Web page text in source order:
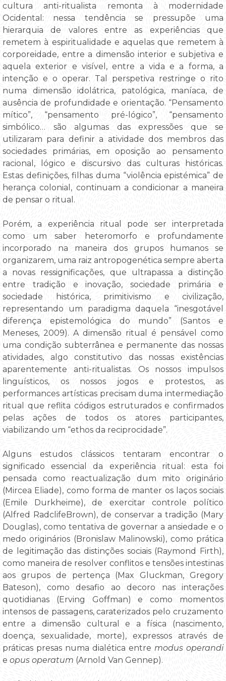
cultura anti-ritualista remonta à modernidade
Ocidental: nessa tendência se pressupõe uma
hierarquia de valores entre as experiências que
remetem à espiritualidade e aquelas que remetem à
corporeidade, entre a dimensão interior e subjetiva e
aquela exterior e visível, entre a vida e a forma, a
intenção e o operar. Tal perspetiva restringe o rito
numa dimensão idolátrica, patológica, maníaca, de
ausência de profundidade e orientação. “Pensamento
mítico”, “pensamento pré-lógico”, “pensamento
simbólico… são algumas das expressões que se
utilizaram para definir a atividade dos membros das
sociedades primárias, em oposição ao pensamento
racional, lógico e discursivo das culturas históricas.
Estas definições, filhas duma “violência epistémica” de
herança colonial, continuam a condicionar a maneira
de pensar o ritual.
Porém, a experiência ritual pode ser interpretada
como um saber heteromorfo e profundamente
incorporado na maneira dos grupos humanos se
organizarem, uma raiz antropogenética sempre aberta
a novas ressignificações, que ultrapassa a distinção
entre tradição e inovação, sociedade primária e
sociedade histórica, primitivismo e civilização,
representando um paradigma daquela “inesgotável
diferença epistemológica do mundo” (Santos e
Meneses, 2009). A dimensão ritual é pensável como
uma condição subterrânea e permanente das nossas
atividades, algo constitutivo das nossas existências
aparentemente anti-ritualistas. Os nossos impulsos
linguísticos, os nossos jogos e protestos, as
performances artísticas precisam duma intermediação
ritual que reflita códigos estruturados e confirmados
pelas ações de todos os atores participantes,
viabilizando um “ethos da reciprocidade”.
Alguns estudos clássicos tentaram encontrar o
significado essencial da experiência ritual: esta foi
pensada como reactualização dum mito originário
(Mircea Eliade), como forma de manter os laços sociais
(Emile Durkheime), de exercitar controle político
(Alfred RadclifeBrown), de conservar a tradição (Mary
Douglas), como tentativa de governar a ansiedade e o
medo originários (Bronislaw Malinowski), como prática
de legitimação das distinções sociais (Raymond Firth),
como maneira de resolver conflitos e tensões intestinas
aos grupos de pertença (Max Gluckman, Gregory
Bateson), como desafio ao decoro nas interações
quotidianas (Erving Goffman) e como momentos
intensos de passagens, caraterizados pelo cruzamento
entre a dimensão cultural e a física (nascimento,
doença, sexualidade, morte), expressos através de
práticas presas numa dialética entre modus operandi
e opus operatum (Arnold Van Gennep).